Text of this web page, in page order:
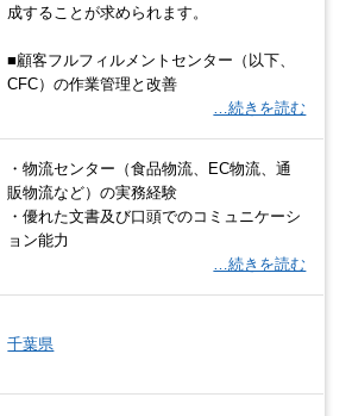
成することが求められます。
■顧客フルフィルメントセンター（以下、
CFC）の作業管理と改善
…続きを読む
・物流センター（食品物流、EC物流、通
販物流など）の実務経験
・優れた文書及び口頭でのコミュニケーシ
ョン能力
…続きを読む
千葉県